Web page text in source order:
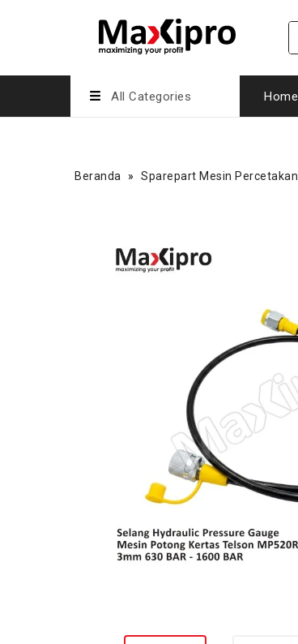
All Categories Home
Beranda » Sparepart Mesin Percetakan